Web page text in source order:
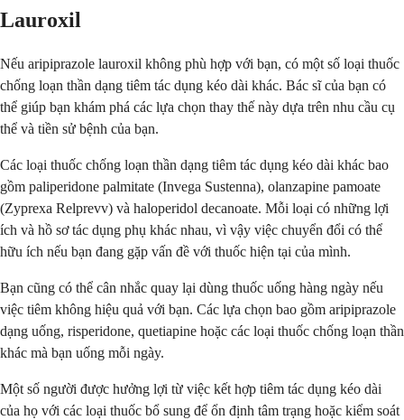
Lauroxil
Nếu aripiprazole lauroxil không phù hợp với bạn, có một số loại thuốc
chống loạn thần dạng tiêm tác dụng kéo dài khác. Bác sĩ của bạn có
thể giúp bạn khám phá các lựa chọn thay thế này dựa trên nhu cầu cụ
thể và tiền sử bệnh của bạn.
Các loại thuốc chống loạn thần dạng tiêm tác dụng kéo dài khác bao
gồm paliperidone palmitate (Invega Sustenna), olanzapine pamoate
(Zyprexa Relprevv) và haloperidol decanoate. Mỗi loại có những lợi
ích và hồ sơ tác dụng phụ khác nhau, vì vậy việc chuyển đổi có thể
hữu ích nếu bạn đang gặp vấn đề với thuốc hiện tại của mình.
Bạn cũng có thể cân nhắc quay lại dùng thuốc uống hàng ngày nếu
việc tiêm không hiệu quả với bạn. Các lựa chọn bao gồm aripiprazole
dạng uống, risperidone, quetiapine hoặc các loại thuốc chống loạn thần
khác mà bạn uống mỗi ngày.
Một số người được hưởng lợi từ việc kết hợp tiêm tác dụng kéo dài
của họ với các loại thuốc bổ sung để ổn định tâm trạng hoặc kiểm soát